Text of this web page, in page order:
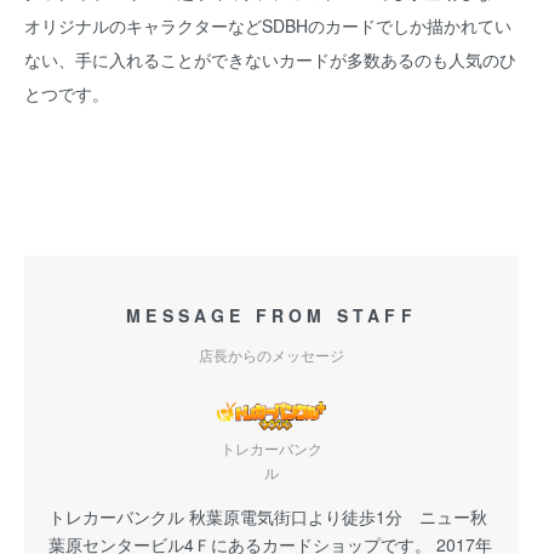
オリジナルのキャラクターなどSDBHのカードでしか描かれてい
ない、手に入れることができないカードが多数あるのも人気のひ
とつです。
MESSAGE FROM STAFF
店長からのメッセージ
トレカーバンク
ル
トレカーバンクル 秋葉原電気街口より徒歩1分 ニュー秋
葉原センタービル4Ｆにあるカードショップです。 2017年